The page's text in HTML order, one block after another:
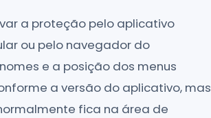
a proteção pelo aplicativo
ou pelo navegador do
e a posição dos menus
a versão do aplicativo, mas
fica na área de